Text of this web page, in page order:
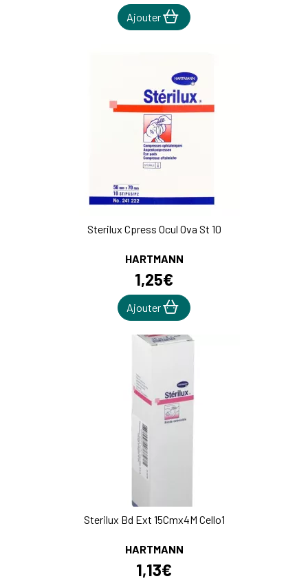
Ajouter
Sterilux Cpress Ocul Ova St 10
HARTMANN
1,25€
Ajouter
Sterilux Bd Ext 15Cmx4M Cello1
HARTMANN
1,13€